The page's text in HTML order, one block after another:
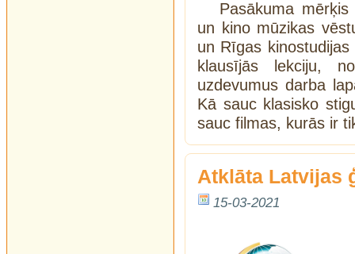
Pasākuma
un kino mūzikas
un Rīgas
klausījās lekciju,
uzdevumus darba
Kā sauc klasisko
sauc filmas, kurās ir
Аtklāta Latvijas
15-03-2021